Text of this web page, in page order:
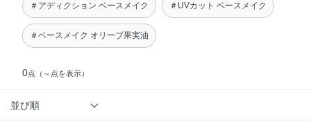
＃アディクション ベースメイク ＃UVカット ベースメイク
＃ベースメイク オリーブ果実油
0点 （～点を表示）
並び順